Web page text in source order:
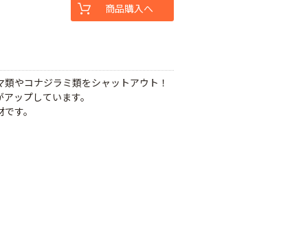
やコナジラミ類をシャットアウト！
ップしています。
す。
商品購入へ